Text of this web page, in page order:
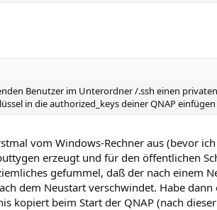
Benutzer im Unterordner /.ssh einen
in die authorized_keys deiner QNAP
vom Windows-Rechner aus (bevor
erzeugt und für den öffentlichen
gefummel, daß der nach einem
dem Neustart verschwindet. Habe
kopiert beim Start der QNAP (nach dieser